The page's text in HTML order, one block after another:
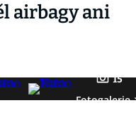
airbagy ani
15
Fotogalerie